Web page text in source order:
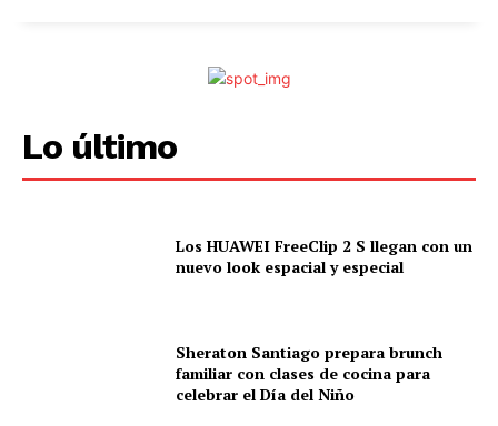
Lo último
Los HUAWEI FreeClip 2 S llegan con un
nuevo look espacial y especial
Sheraton Santiago prepara brunch
familiar con clases de cocina para
celebrar el Día del Niño